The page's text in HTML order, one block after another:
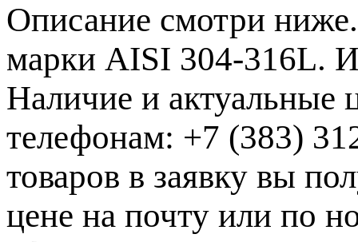
Описание смотри
марки AISI 304-316L.
Наличие и актуальные
телефонам: +7 (383)
товаров в заявку вы
цене на почту или по